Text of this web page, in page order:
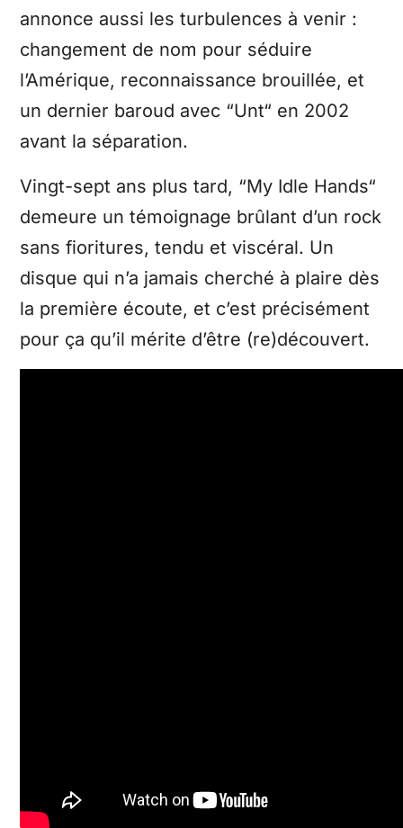
annonce aussi les turbulences à venir :
changement de nom pour séduire
l’Amérique, reconnaissance brouillée, et
un dernier baroud avec “Unt“ en 2002
avant la séparation.
Vingt-sept ans plus tard, “My Idle Hands“
demeure un témoignage brûlant d’un rock
sans fioritures, tendu et viscéral. Un
disque qui n’a jamais cherché à plaire dès
la première écoute, et c’est précisément
pour ça qu’il mérite d’être (re)découvert.